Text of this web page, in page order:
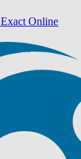
Exact Online